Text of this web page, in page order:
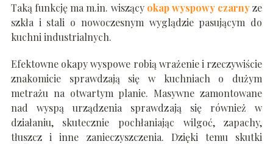
Taką funkcję ma m.in. wiszący okap wyspowy czarnyze
szkła i stali o nowoczesnym wyglądzie pasującym do
kuchni industrialnych.
Efektowne okapy wyspowe robią wrażenie i rzeczywiście
znakomicie sprawdzają się w kuchniach o dużym
metrażu na otwartym planie. Masywne zamontowane
nad wyspą urządzenia sprawdzają się również w
działaniu, skutecznie pochłaniając wilgoć, zapachy,
tłuszcz i inne zanieczyszczenia. Dzięki temu skutki